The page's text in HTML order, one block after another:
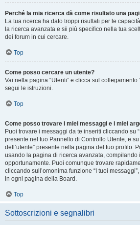
Perché la mia ricerca dà come risultato una
La tua ricerca ha dato troppi risultati per le
la ricerca avanzata e sii più specifico nella tua
dei forum in cui cercare.
Top
Come posso cercare un utente?
Vai nella pagina “Utenti” e clicca sul collegamento
segui le istruzioni.
Top
Come posso trovare i miei messaggi e i miei
Puoi trovare i messaggi da te inseriti cliccando su
presente nel tuo Pannello di Controllo Utente, e su
dell’utente” presente nella pagina del tuo profilo.
usando la pagina di ricerca avanzata, compilando
opportunamente. Puoi comunque trovare
cliccando sull’omonima funzione “I tuoi
in ogni pagina della Board.
Top
Sottoscrizioni e segnalibri